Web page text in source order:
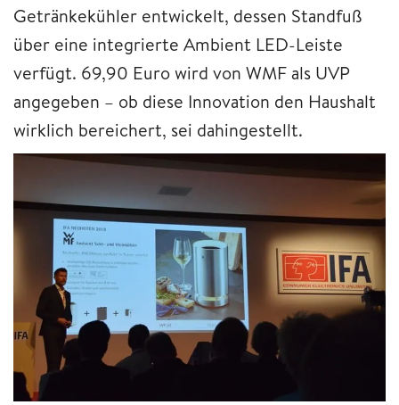
Getränkekühler entwickelt, dessen Standfuß
über eine integrierte Ambient LED-Leiste
verfügt. 69,90 Euro wird von WMF als UVP
angegeben – ob diese Innovation den Haushalt
wirklich bereichert, sei dahingestellt.